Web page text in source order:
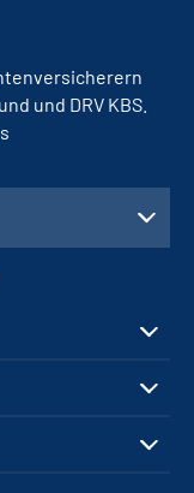
und DRV KBS.